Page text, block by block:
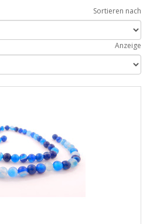
Sortieren nach
Anzeige